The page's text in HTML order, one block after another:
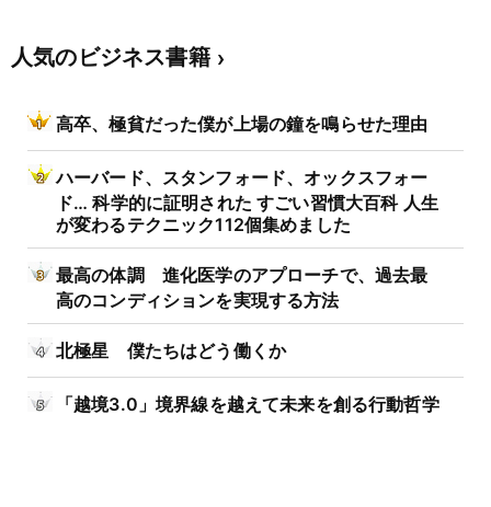
人気のビジネス書籍
高卒、極貧だった僕が上場の鐘を鳴らせた理由
ハーバード、スタンフォード、オックスフォー
ド… 科学的に証明された すごい習慣大百科 人生
が変わるテクニック112個集めました
最高の体調 進化医学のアプローチで、過去最
高のコンディションを実現する方法
北極星 僕たちはどう働くか
「越境3.0」境界線を越えて未来を創る行動哲学